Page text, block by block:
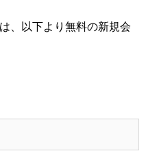
、以下より無料の新規会